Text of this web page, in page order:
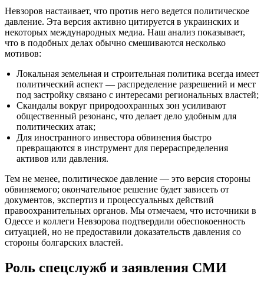
Невзоров настаивает, что против него ведется политическое
давление. Эта версия активно цитируется в украинских и
некоторых международных медиа. Наш анализ показывает,
что в подобных делах обычно смешиваются несколько
мотивов:
Локальная земельная и строительная политика всегда имеет
политический аспект — распределение разрешений и мест
под застройку связано с интересами региональных властей;
Скандалы вокруг природоохранных зон усиливают
общественный резонанс, что делает дело удобным для
политических атак;
Для иностранного инвестора обвинения быстро
превращаются в инструмент для перераспределения
активов или давления.
Тем не менее, политическое давление — это версия стороны
обвиняемого; окончательное решение будет зависеть от
документов, экспертиз и процессуальных действий
правоохранительных органов. Мы отмечаем, что источники в
Одессе и коллеги Невзорова подтвердили обеспокоенность
ситуацией, но не предоставили доказательств давления со
стороны болгарских властей.
Роль спецслужб и заявления СМИ